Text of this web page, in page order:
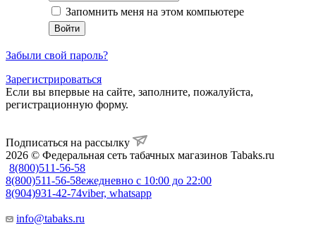
Запомнить меня на этом компьютере
Забыли свой пароль?
Зарегистрироваться
Если вы впервые на сайте, заполните, пожалуйста,
регистрационную форму.
Подписаться на рассылку
2026 © Федеральная сеть табачных магазинов Tabaks.ru
8(800)511-56-58
8(800)511-56-58ежедневно с 10:00 до 22:00
8(904)931-42-74viber, whatsapp
info@tabaks.ru